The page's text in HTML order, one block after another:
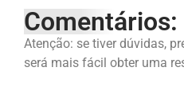
Comentários:
Atenção: se tiver dúvidas,
será mais fácil obter uma